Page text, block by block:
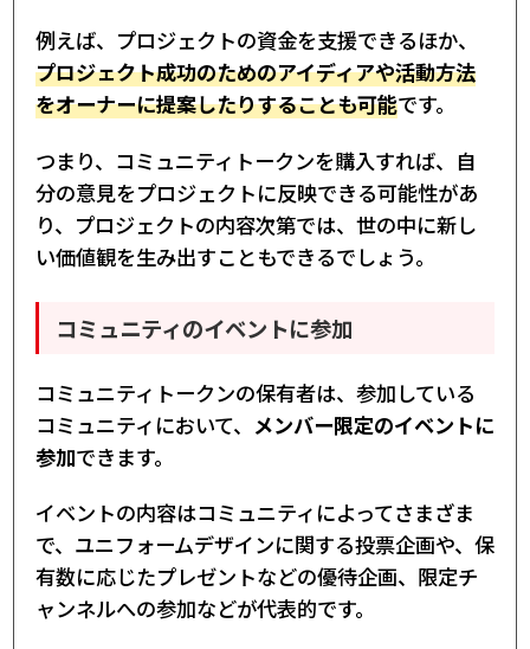
例えば、プロジェクトの資金を支援できるほか、
プロジェクト成功のためのアイディアや活動方法
をオーナーに提案したりすることも可能です。
つまり、コミュニティトークンを購入すれば、自
分の意見をプロジェクトに反映できる可能性があ
り、プロジェクトの内容次第では、世の中に新し
い価値観を生み出すこともできるでしょう。
コミュニティのイベントに参加
コミュニティトークンの保有者は、参加している
コミュニティにおいて、 メンバー限定のイベントに
参加できます。
イベントの内容はコミュニティによってさまざま
で、ユニフォームデザインに関する投票企画や、保
有数に応じたプレゼントなどの優待企画、限定チ
ャンネルへの参加などが代表的です。